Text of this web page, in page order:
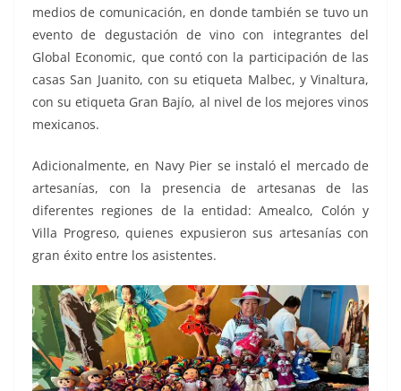
medios de comunicación, en donde también se tuvo un
evento de degustación de vino con integrantes del
Global Economic, que contó con la participación de las
casas San Juanito, con su etiqueta Malbec, y Vinaltura,
con su etiqueta Gran Bajío, al nivel de los mejores vinos
mexicanos.
Adicionalmente, en Navy Pier se instaló el mercado de
artesanías, con la presencia de artesanas de las
diferentes regiones de la entidad: Amealco, Colón y
Villa Progreso, quienes expusieron sus artesanías con
gran éxito entre los asistentes.